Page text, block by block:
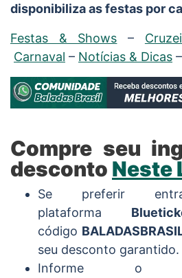
disponibiliza as festas por
Festas & Shows –
Carnaval – Notícias & Dicas –
Compre seu
desconto Neste
Se preferir
plataforma
código
seu desconto garantido.
Informe o